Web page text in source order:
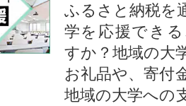
ふるさと納税を
学を応援でき
すか？地域の大
お礼品や、寄付
地域の大学への